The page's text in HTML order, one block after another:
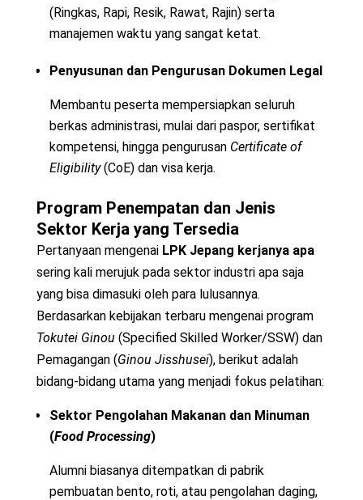
(Ringkas, Rapi, Resik, Rawat, Rajin) serta
manajemen waktu yang sangat ketat.
Penyusunan dan Pengurusan Dokumen Legal
Membantu peserta mempersiapkan seluruh
berkas administrasi, mulai dari paspor, sertifikat
kompetensi, hingga pengurusan Certificate of
Eligibility(CoE) dan visa kerja.
Program Penempatan dan Jenis
Sektor Kerja yang Tersedia
Pertanyaan mengenai LPK Jepang kerjanya apa
sering kali merujuk pada sektor industri apa saja
yang bisa dimasuki oleh para lulusannya.
Berdasarkan kebijakan terbaru mengenai program
Tokutei Ginou (Specified Skilled Worker/SSW) dan
Pemagangan (Ginou Jisshusei), berikut adalah
bidang-bidang utama yang menjadi fokus pelatihan:
Sektor Pengolahan Makanan dan Minuman
(Food Processing)
Alumni biasanya ditempatkan di pabrik
pembuatan bento, roti, atau pengolahan daging,